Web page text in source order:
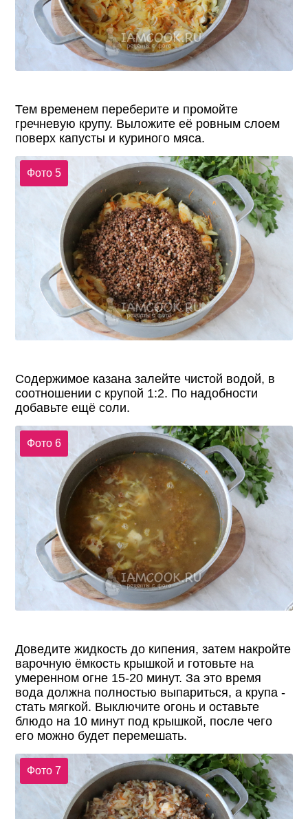
Тем временем переберите и промойте
гречневую крупу. Выложите её ровным слоем
поверх капусты и куриного мяса.
Фото 5
Содержимое казана залейте чистой водой, в
соотношении с крупой 1:2. По надобности
добавьте ещё соли.
Фото 6
Доведите жидкость до кипения, затем накройте
варочную ёмкость крышкой и готовьте на
умеренном огне 15-20 минут. За это время
вода должна полностью выпариться, а крупа -
стать мягкой. Выключите огонь и оставьте
блюдо на 10 минут под крышкой, после чего
его можно будет перемешать.
Фото 7